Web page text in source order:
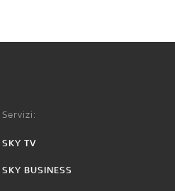
Servizi:
SKY TV
SKY BUSINESS